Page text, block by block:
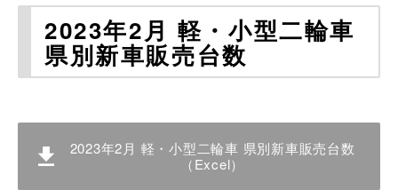
2023年2月 軽・小型二輪車
県別新車販売台数
2023年2月 軽・小型二輪車 県別新車販売台数
（Excel）